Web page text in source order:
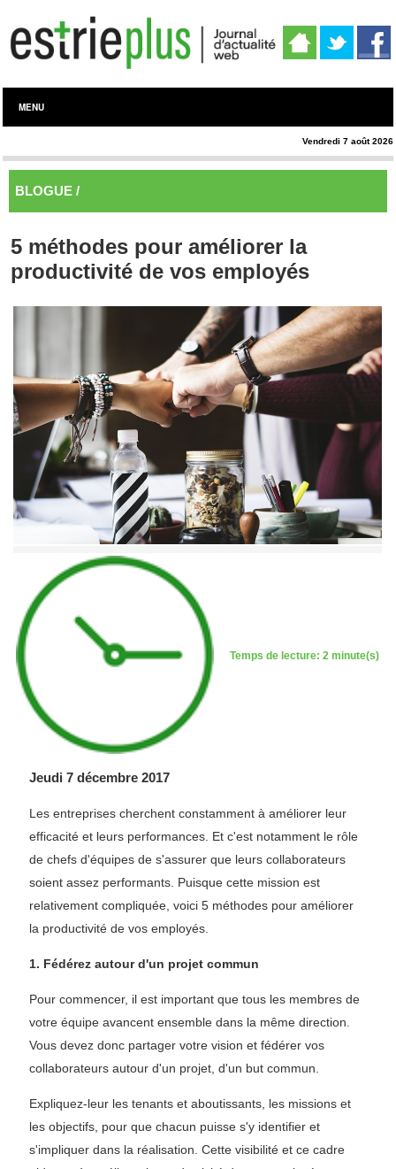
MENU
Vendredi 7 août 2026
BLOGUE /
5 méthodes pour améliorer la
productivité de vos employés
Temps de lecture: 2 minute(s)
Jeudi 7 décembre 2017
Les entreprises cherchent constamment à améliorer leur
efficacité et leurs performances. Et c'est notamment le rôle
de chefs d'équipes de s'assurer que leurs collaborateurs
soient assez performants. Puisque cette mission est
relativement compliquée, voici 5 méthodes pour améliorer
la productivité de vos employés.
1. Fédérez autour d'un projet commun
Pour commencer, il est important que tous les membres de
votre équipe avancent ensemble dans la même direction.
Vous devez donc partager votre vision et fédérer vos
collaborateurs autour d'un projet, d'un but commun.
Expliquez-leur les tenants et aboutissants, les missions et
les objectifs, pour que chacun puisse s'y identifier et
s'impliquer dans la réalisation. Cette visibilité et ce cadre